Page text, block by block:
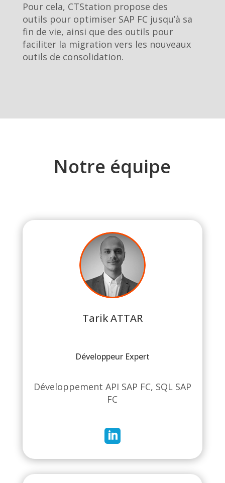
Pour cela, CTStation propose des
outils pour optimiser SAP FC jusqu’à sa
fin de vie, ainsi que des outils pour
faciliter la migration vers les nouveaux
outils de consolidation.
Notre équipe
Tarik ATTAR
Développeur Expert
Développement API SAP FC, SQL SAP
FC
